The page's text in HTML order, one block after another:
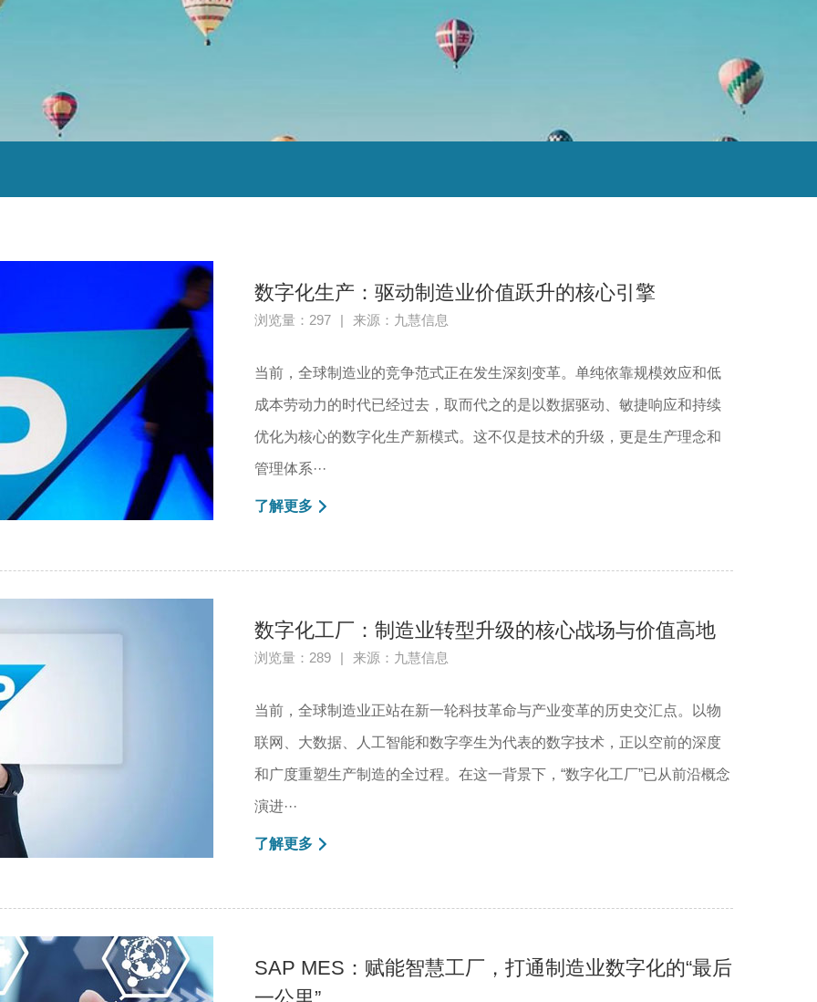
数字化生产：驱动制造业价值跃升的核心引擎
浏览量：297 | 来源：九慧信息
当前，全球制造业的竞争范式正在发生深刻变革。单纯依靠规模效应和低
成本劳动力的时代已经过去，取而代之的是以数据驱动、敏捷响应和持续
优化为核心的数字化生产新模式。这不仅是技术的升级，更是生产理念和
管理体系···
了解更多
数字化工厂：制造业转型升级的核心战场与价值高地
浏览量：289 | 来源：九慧信息
当前，全球制造业正站在新一轮科技革命与产业变革的历史交汇点。以物
联网、大数据、人工智能和数字孪生为代表的数字技术，正以空前的深度
和广度重塑生产制造的全过程。在这一背景下，“数字化工厂”已从前沿概念
演进···
了解更多
SAP MES：赋能智慧工厂，打通制造业数字化的“最后